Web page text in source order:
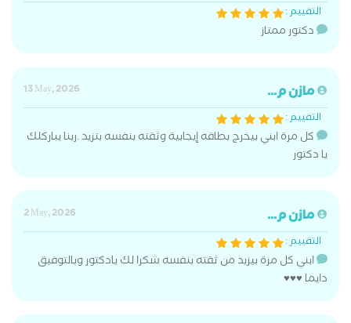
التقييم :
دكتور ممتاز
مازن م...
13 May, 2026
التقييم :
كل مرة ابني بيخرج بطاقه إيجابية وثقته بنفسه بتزيد .ربنا يباركلك
يا دكتور
مازن م...
2 May, 2026
التقييم :
ابني كل مرة بيزيد من ثقته بنفسه شكرا لك يادكتور وبالتوفيق
دايما ♥️♥️♥️